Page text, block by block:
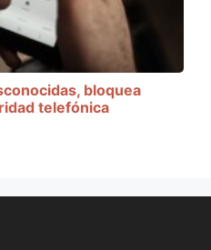
bloquea
telefónica